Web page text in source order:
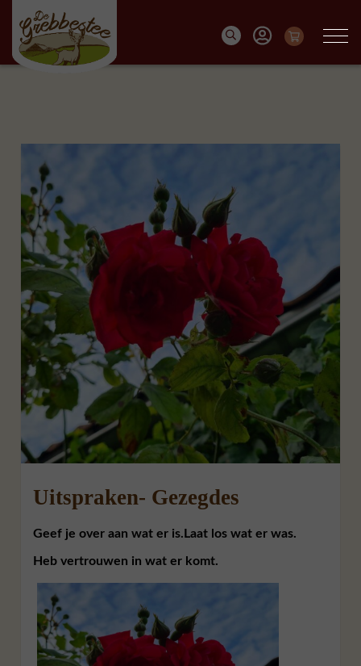
Uitspraken- Gezegdes
Geef je over aan wat er is.Laat los wat er was.
Heb vertrouwen in wat er komt.